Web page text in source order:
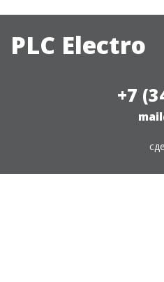
PLC Electro
+7